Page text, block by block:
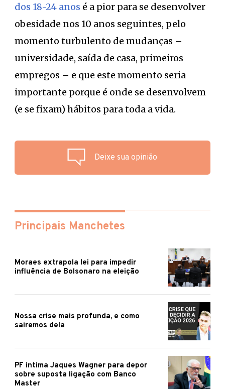
dos 18-24 anos é a pior para se desenvolver
obesidade nos 10 anos seguintes, pelo
momento turbulento de mudanças –
universidade, saída de casa, primeiros
empregos – e que este momento seria
importante porque é onde se desenvolvem
(e se fixam) hábitos para toda a vida.
Deixe sua opinião
Principais Manchetes
Moraes extrapola lei para impedir
influência de Bolsonaro na eleição
Nossa crise mais profunda, e como
sairemos dela
PF intima Jaques Wagner para depor
sobre suposta ligação com Banco
Master